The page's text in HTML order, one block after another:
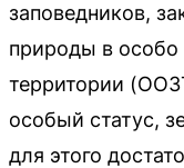
заповедников,
природы в
территории
особый статус,
для этого